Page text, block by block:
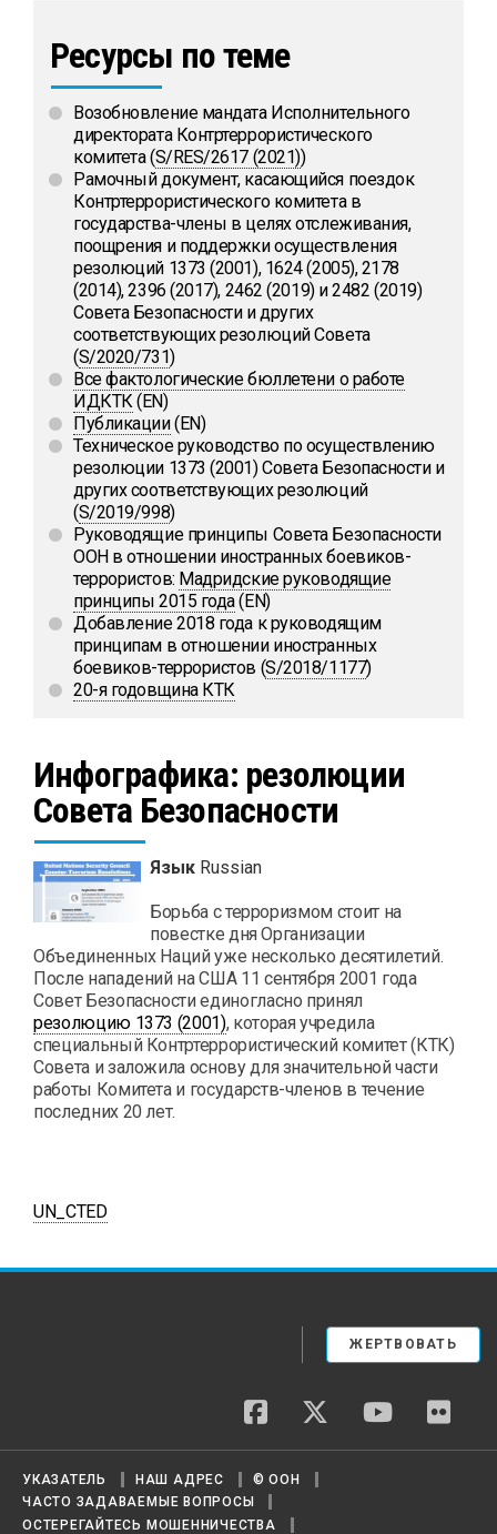
Ресурсы по теме
Возобновление мандата Исполнительного
директората Контртеррористического
комитета (S/RES/2617 (2021))
Рамочный документ, касающийся поездок
Контртеррористического комитета в
государства-члены в целях отслеживания,
поощрения и поддержки осуществления
резолюций 1373 (2001), 1624 (2005), 2178
(2014), 2396 (2017), 2462 (2019) и 2482 (2019)
Совета Безопасности и других
соответствующих резолюций Совета
(S/2020/731)
Все фактологические бюллетени о работе
ИДКТК(EN)
Публикации(EN)
Техническое руководство по осуществлению
резолюции 1373 (2001) Совета Безопасности и
других соответствующих резолюций
(S/2019/998)
Руководящие принципы Совета Безопасности
ООН в отношении иностранных боевиков-
террористов: Мадридские руководящие
принципы 2015 года(EN)
Добавление 2018 года к руководящим
принципам в отношении иностранных
боевиков-террористов (S/2018/1177)
20-я годовщина КТК
Инфографика: резолюции
Совета Безопасности
Язык Russian
Борьба с терроризмом стоит на
повестке дня Организации
Объединенных Наций уже несколько десятилетий.
После нападений на США 11 сентября 2001 года
Совет Безопасности единогласно принял
резолюцию 1373 (2001), которая учредила
специальный Контртеррористический комитет (КТК)
Совета и заложила основу для значительной части
работы Комитета и государств-членов в течение
последних 20 лет.
UN_CTED
ЖЕРТВОВАТЬ
facebook twitter youtube
УКАЗАТЕЛЬ НАШ АДРЕС
© ООН
ЧАСТО ЗАДАВАЕМЫЕ ВОПРОСЫ
ОСТЕРЕГАЙТЕСЬ МОШЕННИЧЕСТВА